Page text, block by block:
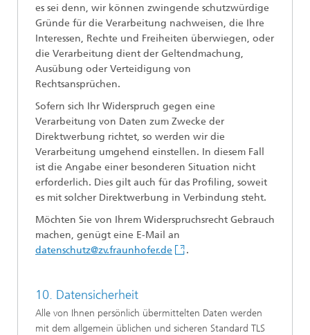
es sei denn, wir können zwingende schutzwürdige
Gründe für die Verarbeitung nachweisen, die Ihre
Interessen, Rechte und Freiheiten überwiegen, oder
die Verarbeitung dient der Geltendmachung,
Ausübung oder Verteidigung von
Rechtsansprüchen.
Sofern sich Ihr Widerspruch gegen eine
Verarbeitung von Daten zum Zwecke der
Direktwerbung richtet, so werden wir die
Verarbeitung umgehend einstellen. In diesem Fall
ist die Angabe einer besonderen Situation nicht
erforderlich. Dies gilt auch für das Profiling, soweit
es mit solcher Direktwerbung in Verbindung steht.
Möchten Sie von Ihrem Widerspruchsrecht Gebrauch
machen, genügt eine E-Mail an
datenschutz@zv.fraunhofer.de
.
10. Datensicherheit
Alle von Ihnen persönlich übermittelten Daten werden
mit dem allgemein üblichen und sicheren Standard TLS